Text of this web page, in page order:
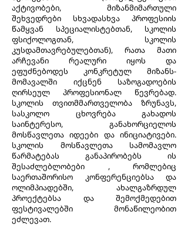
აქტივობები, მიზანმიმართული
შეხვედრები სხვადასხვა პროფესიის
წამყვან სპეციალისტებთან, სკოლის
ფსიქოლოგთან, სკოლის
კუსდამთავრებულებთან), რათა მათი
არჩევანი რეალური იყოს და
ეფუძნებოდეს კონკრეტულ მიზანს-
მომავალში იქცნენ საზოგადოების
ღირსეულ პროფესიონალ წევრებად.
სკოლის თვითმმართველობა ზრუნავს,
სასკოლო ცხოვრება გახადოს
საინტერესო, განახორციელოს
მოსწავლეთა იდეები და ინიციატივები.
სკოლის მოსწავლეთა სამომავლო
წარმატებას განაპირობებს ის
შესაძლებლობები , რომლებიც
საერთაშორისო კონფერენციებსა და
ოლიმპიადებში, ახალგაზრდულ
პროექტებსა და შემოქმედებით
ფესტივალებში მონაწილეობით
ეძლევათ.